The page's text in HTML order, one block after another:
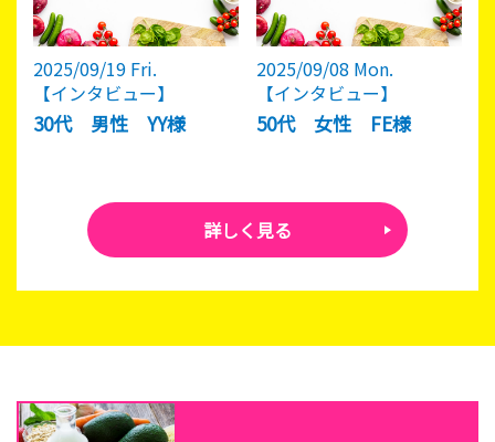
2025/09/19 Fri.
【インタビュー】
30代 男性 YY様
2025/09/08 Mon.
【インタビュー】
50代 女性 FE様
詳しく見る